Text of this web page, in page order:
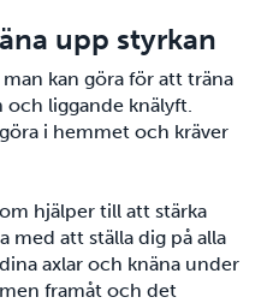
upp styrkan
kan göra för att träna
liggande knälyft.
i hemmet och kräver
hjälper till att stärka
med att ställa dig på alla
axlar och knäna under
framåt och det